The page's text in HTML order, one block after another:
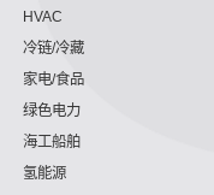
HVAC
冷链/冷藏
家电/食品
绿色电力
海工船舶
氢能源